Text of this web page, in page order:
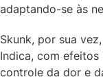
adaptando-se às
Skunk, por sua
Indica, com
controle da dor e